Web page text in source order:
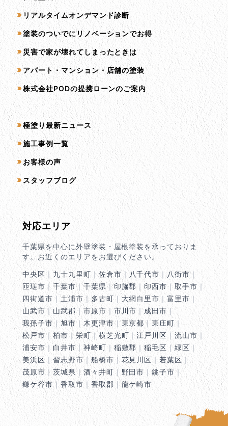
リアルタイムオンデマンド診断
塗装のついでにリノベーションでお得
災害で家が壊れてしまったときは
アパート・マンション・店舗の塗装
株式会社PODの提携ローンのご案内
コンテンツ一覧
極塗り最新ニュース
施工事例一覧
お客様の声
スタッフブログ
対応エリア
千葉県を中心に外壁塗装・屋根塗装を承っておりま
す。お近くのエリアをお選びください。
中央区 ｜ 九十九里町 ｜佐倉市｜ 八千代市 ｜ 八街市｜
匝瑳市 ｜ 千葉市｜千葉県｜印旛郡 ｜ 印西市｜取手市 ｜
四街道市 ｜土浦市｜ 多古町｜大網白里市 ｜富里市 ｜
山武市｜ 山武郡｜ 市原市 ｜市川市 ｜ 成田市 ｜
我孫子市 ｜ 旭市 ｜木更津市｜東京都 ｜東庄町 ｜
松戸市｜ 柏市｜ 栄町｜ 横芝光町 ｜江戸川区 ｜流山市 ｜
浦安市｜ 白井市｜神崎町 ｜ 稲敷郡 ｜稲毛区 ｜緑区 ｜
美浜区 ｜ 習志野市｜船橋市 ｜ 花見川区｜若葉区 ｜
茂原市 ｜茨城県｜酒々井町｜ 野田市 ｜銚子市 ｜
鎌ケ谷市｜ 香取市 ｜ 香取郡 ｜龍ケ崎市